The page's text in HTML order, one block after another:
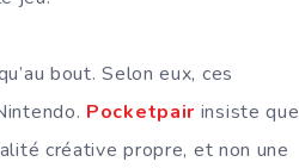
bout. Selon eux, ces
Pocketpair insiste que
créative propre, et non une